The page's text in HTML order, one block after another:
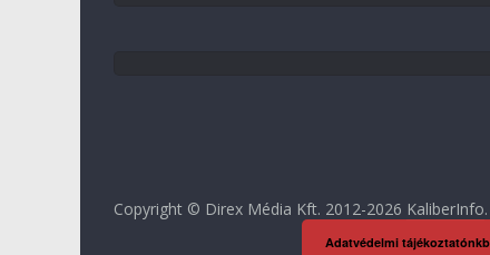
Copyright © Direx Média Kft. 2012-2026 KaliberInfo.
Adatvédelmi